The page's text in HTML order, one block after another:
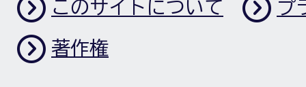
このサイトについて プ
著作権